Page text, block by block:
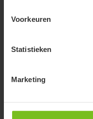
Voorkeuren
Statistieken
Marketing